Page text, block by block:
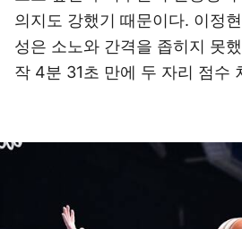
의지도 강했기 때문이다. 이정
성은 소노와 간격을 좁히지 못
작 4분 31초 만에 두 자리 점수